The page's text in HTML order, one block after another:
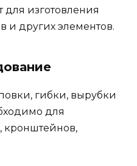
для изготовления
и других элементов.
гибки, вырубки
для
кронштейнов,